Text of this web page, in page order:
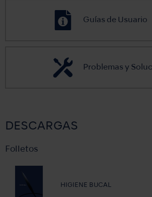
Guías de Usuario
Problemas y
DESCARGAS
Folletos
HIGIENE BUCAL